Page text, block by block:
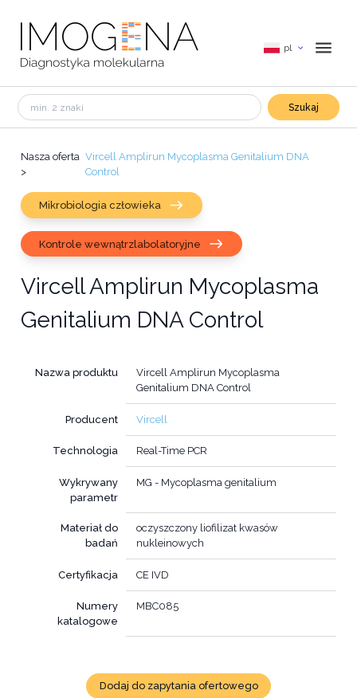
pl
Szukaj
Nasza oferta
>
Vircell Amplirun Mycoplasma Genitalium DNA
Control
Mikrobiologia człowieka
Kontrole wewnątrzlabolatoryjne
Vircell Amplirun Mycoplasma
Genitalium DNA Control
Nazwa produktu
Vircell Amplirun Mycoplasma
Genitalium DNA Control
Producent Vircell
Technologia Real-Time PCR
Wykrywany
parametr
MG - Mycoplasma genitalium
Materiał do
badań
oczyszczony liofilizat kwasów
nukleinowych
Certyfikacja CE IVD
Numery
katalogowe
MBC085
Dodaj do zapytania ofertowego